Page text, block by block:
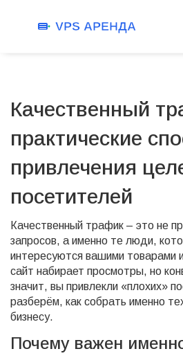
Качественный
практические
привлечения
посетителей
Качественный трафик – это не
запросов, а именно те люди,
интересуются вашими товарами
сайт набирает просмотры, но
значит, вы привлекли «плохих»
разберём, как собрать именно
бизнесу.
Почему важен